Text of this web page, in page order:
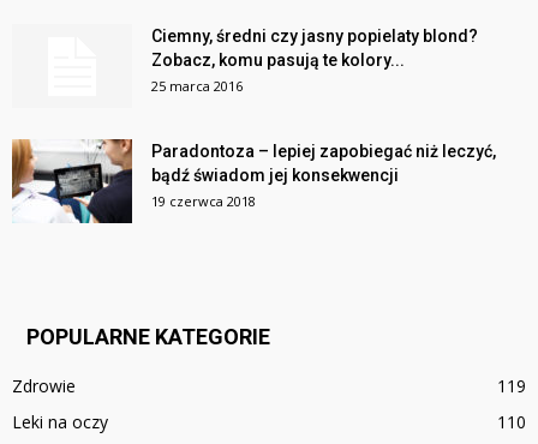
Ciemny, średni czy jasny popielaty blond?
Zobacz, komu pasują te kolory...
25 marca 2016
Paradontoza – lepiej zapobiegać niż leczyć,
bądź świadom jej konsekwencji
19 czerwca 2018
POPULARNE KATEGORIE
Zdrowie
119
Leki na oczy
110